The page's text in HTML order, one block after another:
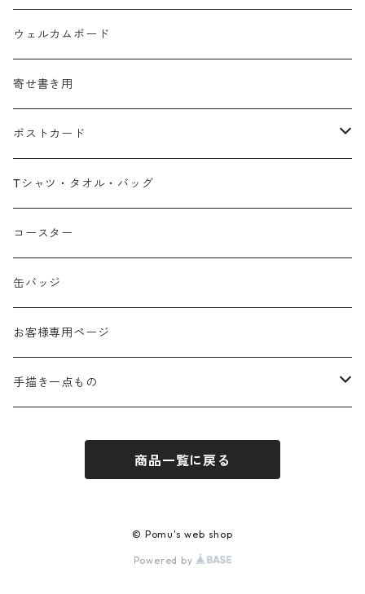
ウェルカムボード
寄せ書き用
ポストカード
広島弁
春
夏
秋
冬
Tシャツ・タオル・バッグ
コースター
缶バッジ
お客様専用ページ
手描き一点もの
手描きウォールポケット
商品一覧に戻る
© Pomu's web shop
Powered by